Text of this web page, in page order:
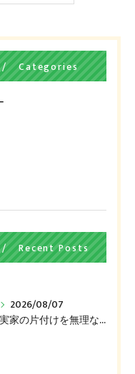
Categories
Recent Posts
2026/08/07
実家の片付けを無理なく進めるコツ、捨てる前に売れるかも